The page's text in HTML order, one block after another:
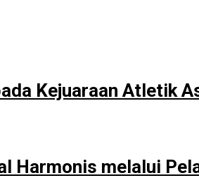
Kejuaraan Atletik
Harmonis melalui